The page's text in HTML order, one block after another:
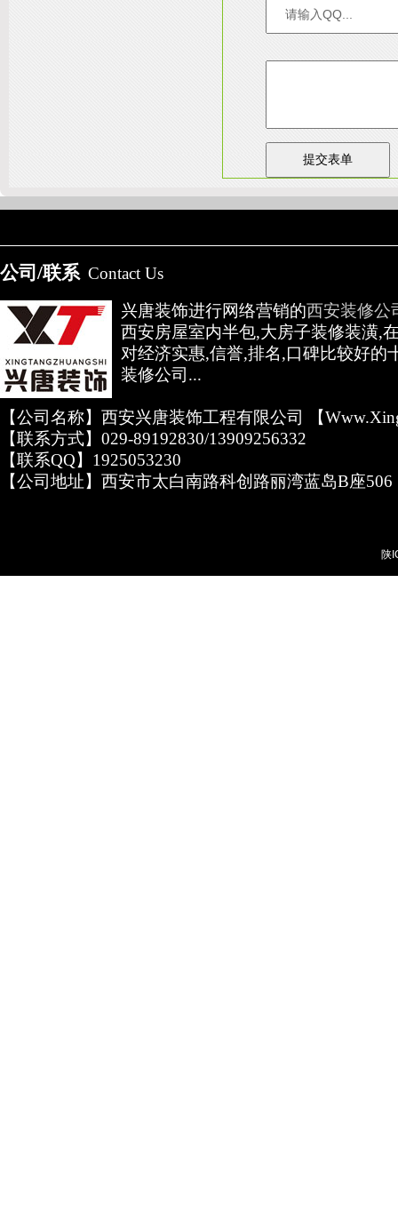
友情链接： 淄博装饰公司 天津装修网 西安别墅 成都别墅装修 别墅样板
高低压开关柜通电试验台
公司/联系 Contact Us
兴唐装饰进行网络营销的西安装修公
西安房屋室内半包,大房子装修装潢,
对经济实惠,信誉,排名,口碑比较好的
装修公司...
【公司名称】西安兴唐装饰工程有限公司 【
【联系方式】029-89192830/13909256332
【联系QQ】1925053230
【公司地址】西安市太白南路科创路丽湾蓝岛B座506
陕